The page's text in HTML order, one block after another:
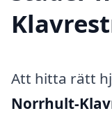
Att hitta rätt
Norrhult-